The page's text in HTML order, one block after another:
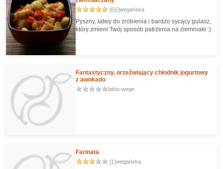
[66]wegańska
Pyszny, łatwy do zrobienia i bardzo sycący gulasz,
który zmieni Twój sposób patrzenia na ziemniaki :)
Fantastyczny, orzeźwiający chłodnik jogurtowy
z awokado
lakto-wege
Farinata
[1]wegańska